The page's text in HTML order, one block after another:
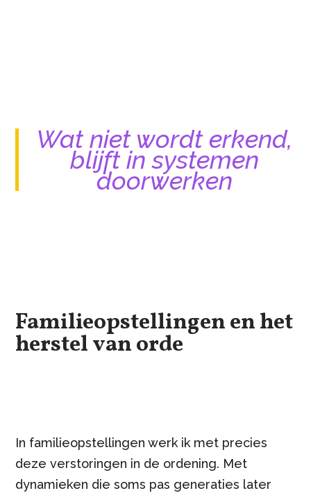
Wat niet wordt erkend,
blijft in systemen
doorwerken
Familieopstellingen en het
herstel van orde
In familieopstellingen werk ik met precies
deze verstoringen in de ordening. Met
dynamieken die soms pas generaties later